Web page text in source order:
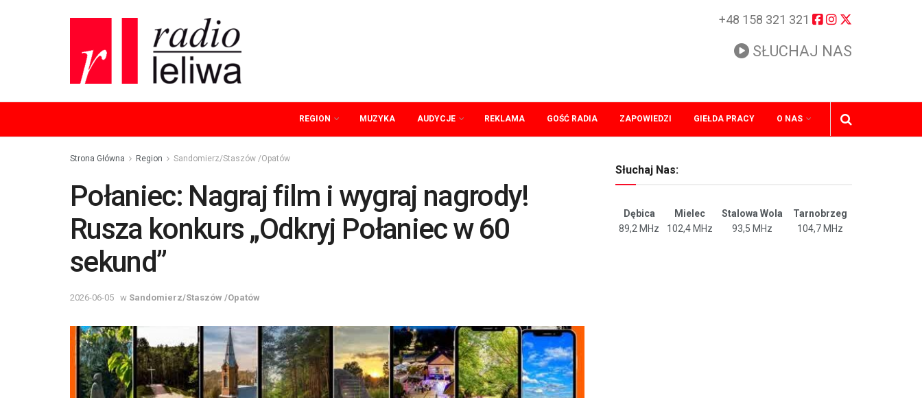
+48 158 321 321
SŁUCHAJ NAS
REGION MUZYKA AUDYCJE REKLAMA GOŚĆ RADIA ZAPOWIEDZI GIEŁDA PRACY O NAS
Strona Główna Region Sandomierz/Staszów /Opatów
Połaniec: Nagraj film i wygraj nagrody!
Rusza konkurs „Odkryj Połaniec w 60
sekund”
2026-06-05 w Sandomierz/Staszów /Opatów
Słuchaj Nas:
Dębica Mielec Stalowa Wola
Tarnobrzeg
89,2 MHz
102,4 MHz 93,5 MHz 104,7 MHz